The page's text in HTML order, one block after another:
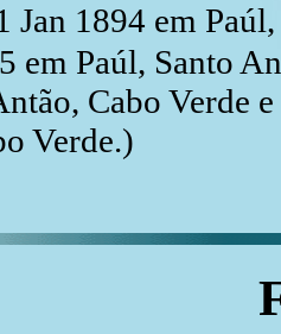
Jan 1894 em
em Paúl, Santo
Cabo Verde
Verde.)